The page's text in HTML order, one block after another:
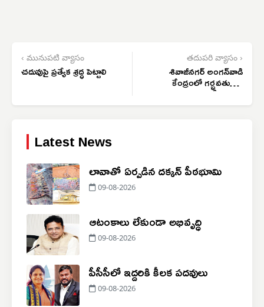
‹ మునుపటి వ్యాసం
చదువుపై ప్రత్యేక శ్రద్ధ పెట్టాలి
తదుపరి వ్యాసం ›
శివాజీనగర్ అంగన్‌వాడి
కేంద్రంలో గర్భవతులకు
సీమంతం
Latest News
లావాతో ఏర్పడిన దక్కన్ పీఠభూమి
09-08-2026
ఆటంకాలు లేకుండా అభివృద్ధి
09-08-2026
పీసీసీలో ఇద్దరికి కీలక పదవులు
09-08-2026